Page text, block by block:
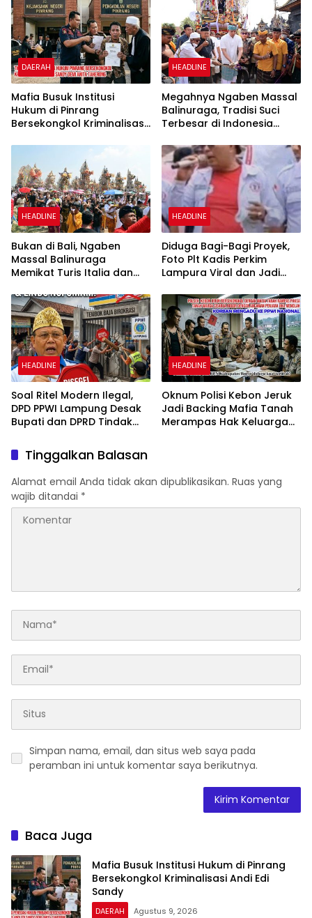
DAERAH
Mafia Busuk Institusi
Hukum di Pinrang
Bersekongkol Kriminalisasi
HEADLINE
Megahnya Ngaben Massal
Balinuraga, Tradisi Suci
Terbesar di Indonesia
dan Merekatkan Ikatan
Keluarga
HEADLINE
Bukan di Bali, Ngaben
Massal Balinuraga
Memikat Turis Italia dan
HEADLINE
Diduga Bagi-Bagi Proyek,
Foto Plt Kadis Perkim
Lampura Viral dan Jadi
Netizen
HEADLINE
Soal Ritel Modern Ilegal,
DPD PPWI Lampung Desak
Bupati dan DPRD Tindak
No 02/2016
HEADLINE
Oknum Polisi Kebon Jeruk
Jadi Backing Mafia Tanah
Merampas Hak Keluarga
Tinggalkan Balasan
Alamat email Anda tidak akan dipublikasikan. Ruas yang
wajib ditandai *
Simpan nama, email, dan situs web saya pada
peramban ini untuk komentar saya berikutnya.
Baca Juga
Mafia Busuk Institusi Hukum di Pinrang
Bersekongkol Kriminalisasi Andi Edi
Sandy
DAERAH Agustus 9, 2026